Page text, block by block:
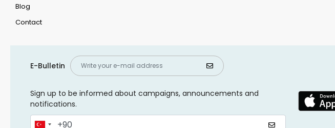
Blog
Contact
E-Bulletin
Sign up to be informed about campaigns, announcements and
notifications.